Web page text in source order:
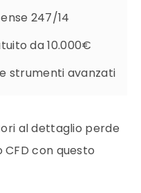
247/14
da 10.000€
strumenti avanzati
al dettaglio perde
con questo